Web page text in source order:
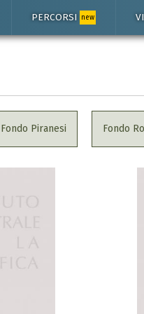
PERCORSI new
Fondo Piranesi Fondo